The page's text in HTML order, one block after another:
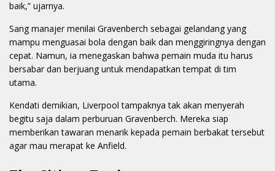
baik,” ujarnya.
Sang manajer menilai Gravenberch sebagai gelandang yang
mampu menguasai bola dengan baik dan menggiringnya dengan
cepat. Namun, ia menegaskan bahwa pemain muda itu harus
bersabar dan berjuang untuk mendapatkan tempat di tim
utama.
Kendati demikian, Liverpool tampaknya tak akan menyerah
begitu saja dalam perburuan Gravenberch. Mereka siap
memberikan tawaran menarik kepada pemain berbakat tersebut
agar mau merapat ke Anfield.